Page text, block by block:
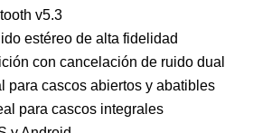
v5.3
estéreo de alta fidelidad
con cancelación de ruido dual
para cascos abiertos y abatibles
para cascos integrales